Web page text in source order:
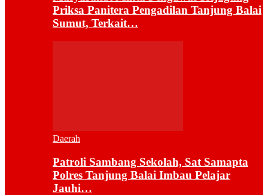
Priksa Panitera Pengadilan Tanjung Balai
Sumut, Terkait…
Daerah
Patroli Sambang Sekolah, Sat Samapta
Polres Tanjung Balai Imbau Pelajar
Jauhi…